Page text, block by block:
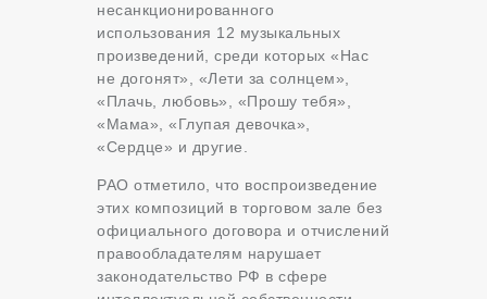
несанкционированного
использования 12 музыкальных
произведений, среди которых «Нас
не догонят», «Лети за солнцем»,
«Плачь, любовь», «Прошу тебя»,
«Мама», «Глупая девочка»,
«Сердце» и другие.
РАО отметило, что воспроизведение
этих композиций в торговом зале без
официального договора и отчислений
правообладателям нарушает
законодательство РФ в сфере